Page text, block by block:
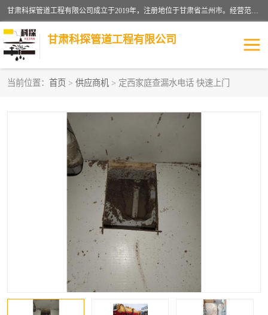
甘肃科探管道工程有限公司成立于2019年，注册地位于甘肃省兰州市。经营范围包括管道安装、清洗、疏通、维修、检测，防水工程，工程钻孔，化粪池清理，暖气安装，给排水管道安装维修，室内外管道如消防、供水、供热管道漏水检测定位，室内外防水堵漏等。
甘肃科探管道工程有限公司
当前位置： 首页 > 供应商机 > 定西家庭查漏水电话 快速上门
漏水检查维修 消防管道漏水
供热管道漏水 排水管道漏水
自来水管漏水 管道疏通
高压车疏通清淤